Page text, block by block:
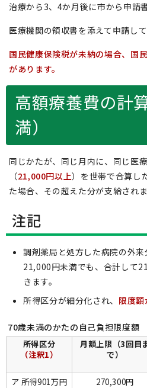
治療から3、4か月後に市から申請
医療機関の領収書を添えて申請して
国民健康保険税が未納の場合、国
があります。
高額療養費の計
満）
同じかたが、同じ月内に、同じ医
（21,000円以上）を世帯で合算し
た場合、その超えた分が支給されま
注記
調剤薬局と処方した病院の外
21,000円未満でも、合計して
きます。
所得区分が細分化され、 限度
70歳未満のかたの自己負担限度額
所得区分
（注釈1）
月額上限（3回目
で）
ア 所得901万円
270,300円